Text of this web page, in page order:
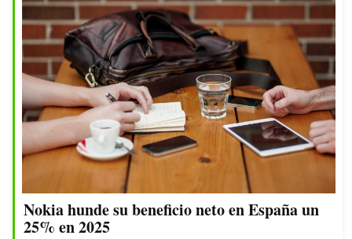
Nokia hunde su beneficio neto en España un
25% en 2025